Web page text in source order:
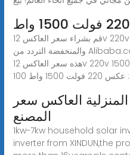
قم بشراء سعر العاكس 12v 220v 1500w المختلطة والفعالة
والمنخفضة التردد من Alibaba.com للاستخدامات السكنية والتجارية.
هذه سعر العاكس 12v 220v 1500w لها إصدارات تعمل بالطاقة
العاكس سعر
المصنع
1kw-7kw household solar
inverter from XINDUN,the